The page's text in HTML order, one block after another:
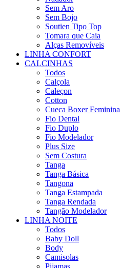
Sem Aro
Sem Bojo
Soutien Tipo Top
Tomara que Caia
Alças Removíveis
LINHA CONFORT
CALCINHAS
Todos
Calçola
Caleçon
Cotton
Cueca Boxer Feminina
Fio Dental
Fio Duplo
Fio Modelador
Plus Size
Sem Costura
Tanga
Tanga Básica
Tangona
Tanga Estampada
Tanga Rendada
Tangão Modelador
LINHA NOITE
Todos
Baby Doll
Body
Camisolas